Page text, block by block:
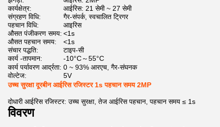
कार्यक्षेत्र:
आईरिस: 21 सेमी ~ 27 सेमी
संग्रहण विधि:
गैर-संपर्क, स्वचालित ट्रिगर
पहचान विधि:
आइरिस
औसत पंजीकरण समय: <1s
औसत पहचान समय:
<1s
संचार पद्धति:
टाइप-सी
कार्य -तापमान:
-10°C～55°C
कार्य पर्यावरण आर्द्रता: 0 ~ 93% आरएच, गैर-संघनक
वोल्टेज:
5V
उच्च सुरक्षा दूरबीन आईरिस रजिस्टर 1s पहचान समय 2MP
दोधारी आईरिस रजिस्टर: उच्च सुरक्षा, तेज आईरिस पहचान, पहचान समय ≤ 1s
विवरण